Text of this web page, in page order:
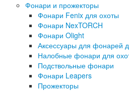
Фонари и прожекторы
Фонари Fenix для охоты
Фонари NexTORCH
Фонари Olight
Аксессуары для фонарей
Налобные фонари для
Подствольные фонари
Фонари Leapers
Прожекторы